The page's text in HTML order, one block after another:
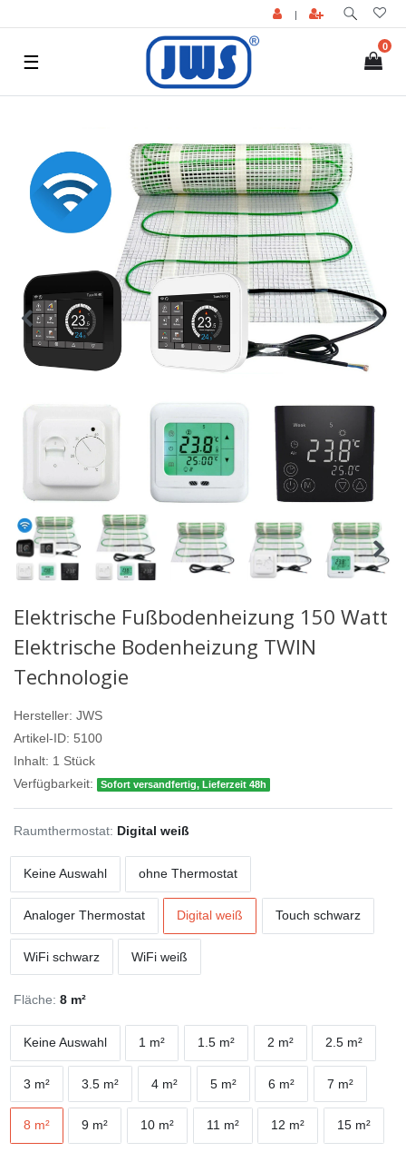
|
0
☰
Elektrische Fußbodenheizung 150 Watt
Elektrische Bodenheizung TWIN
Technologie
Hersteller: JWS
Artikel-ID: 5100
Inhalt: 1 Stück
Verfügbarkeit:
Sofort versandfertig, Lieferzeit 48h
Raumthermostat: Digital weiß
Keine Auswahl ohne Thermostat
Analoger Thermostat Digital weiß Touch schwarz
WiFi schwarz WiFi weiß
Fläche: 8 m²
Keine Auswahl 1 m² 1.5 m² 2 m² 2.5 m²
3 m² 3.5 m² 4 m² 5 m² 6 m² 7 m²
8 m² 9 m² 10 m² 11 m² 12 m² 15 m²